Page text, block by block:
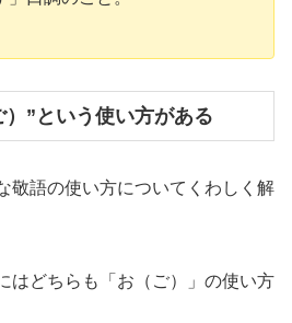
”という使い方がある
敬語の使い方についてくわしく解
はどちらも「お（ご）」の使い方